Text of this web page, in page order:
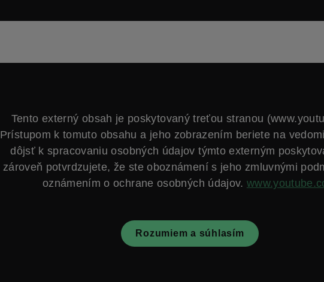
Tento externý obsah je poskytovaný treťou stranou
Prístupom k tomuto obsahu a jeho zobrazením beriete na
dôjsť k spracovaniu osobných údajov týmto externým
zároveň potvrdzujete, že ste oboznámení s jeho zmluvnými
oznámením o ochrane osobných údajov.
Rozumiem a súhlasím